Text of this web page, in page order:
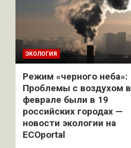
ЭКОЛОГИЯ
Режим «черного неба»:
Проблемы с воздухом в
феврале были в 19
российских городах —
новости экологии на
ECOportal